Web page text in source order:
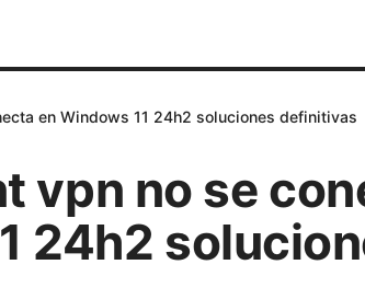
en Windows 11 24h2 soluciones definitivas
vpn no se
24h2